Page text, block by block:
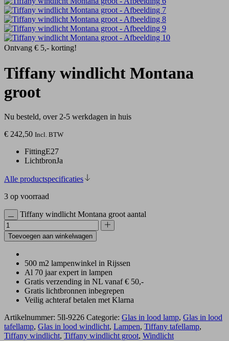
Ontvang € 5,- korting!
Tiffany windlicht Montana
groot
Nu besteld, over 2-5 werkdagen in huis
€ 242,50 Incl. BTW
FittingE27
LichtbronJa
Alle productspecificaties
3 op voorraad
Tiffany windlicht Montana groot aantal
Toevoegen aan winkelwagen
500 m2 lampenwinkel in Rijssen
Al 70 jaar expert in lampen
Gratis verzending in NL vanaf € 50,-
Gratis lichtbronnen inbegrepen
Veilig achteraf betalen met Klarna
Artikelnummer: 5ll-9226 Categorie: Glas in lood lamp, Glas in lood
tafellamp, Glas in lood windlicht, Lampen, Tiffany tafellamp,
Tiffany windlicht, Tiffany windlicht groot, Windlicht